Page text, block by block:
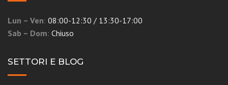
Lun – Ven: 08:00-12:30 / 13:30-17:00
Sab – Dom: Chiuso
SETTORI E BLOG